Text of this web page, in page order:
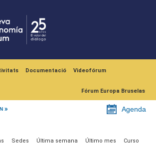
Documentació Videofórum
Fórum Europa Bruselas
Agenda
Sedes Última semana Último mes Curso